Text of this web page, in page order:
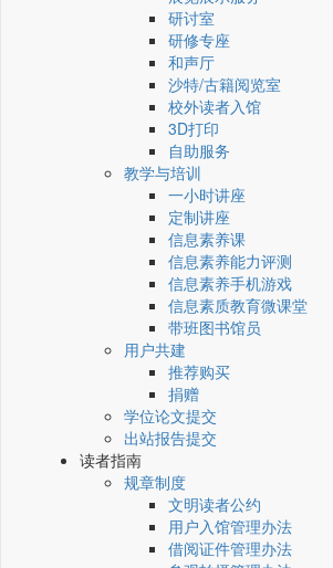
研讨室
研修专座
和声厅
沙特/古籍阅览室
校外读者入馆
3D打印
自助服务
教学与培训
一小时讲座
定制讲座
信息素养课
信息素养能力评测
信息素养手机游戏
信息素质教育微课堂
带班图书馆员
用户共建
推荐购买
捐赠
学位论文提交
出站报告提交
读者指南
规章制度
文明读者公约
用户入馆管理办法
借阅证件管理办法